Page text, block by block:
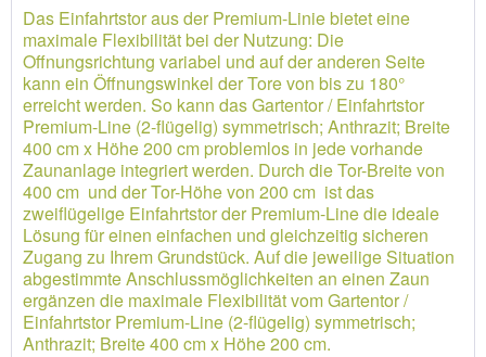
Das Einfahrtstor aus der Premium-Linie bietet eine
maximale Flexibilität bei der Nutzung: Die
Offnungsrichtung variabel und auf der anderen Seite
kann ein Öffnungswinkel der Tore von bis zu 180°
erreicht werden. So kann das Gartentor / Einfahrtstor
Premium-Line (2-flügelig) symmetrisch; Anthrazit; Breite
400 cm x Höhe 200 cm problemlos in jede vorhande
Zaunanlage integriert werden. Durch die Tor-Breite von
400 cm und der Tor-Höhe von 200 cm ist das
zweiflügelige Einfahrtstor der Premium-Line die ideale
Lösung für einen einfachen und gleichzeitig sicheren
Zugang zu Ihrem Grundstück. Auf die jeweilige Situation
abgestimmte Anschlussmöglichkeiten an einen Zaun
ergänzen die maximale Flexibilität vom Gartentor /
Einfahrtstor Premium-Line (2-flügelig) symmetrisch;
Anthrazit; Breite 400 cm x Höhe 200 cm.